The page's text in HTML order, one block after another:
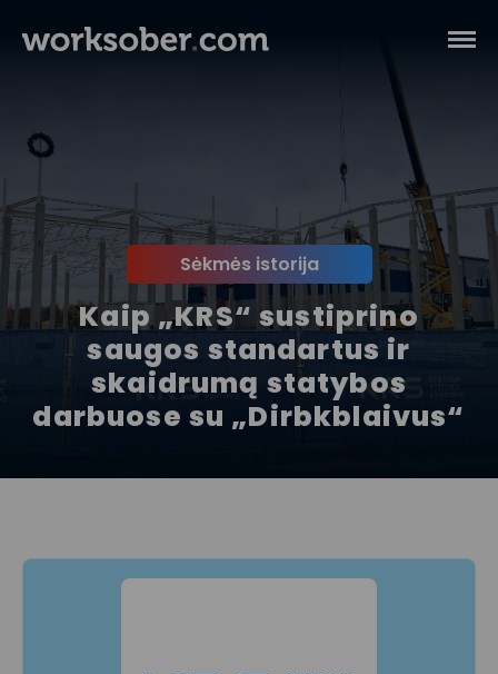
Sėkmės istorija
Kaip „KRS“ sustiprino
saugos standartus ir
skaidrumą statybos
darbuose su „Dirbkblaivus“